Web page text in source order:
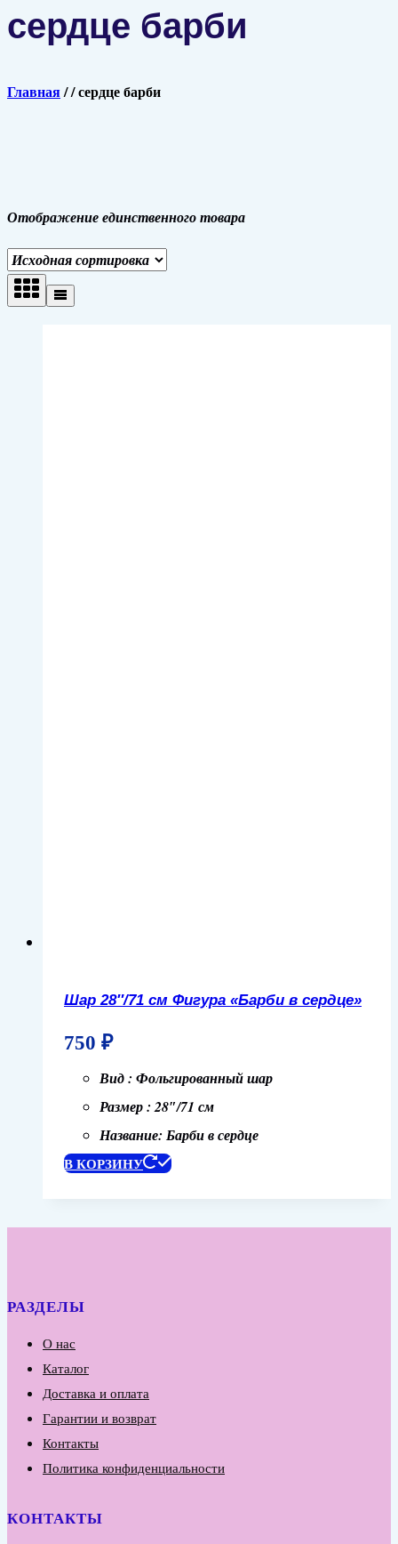
сердце барби
Главная//сердце барби
Отображение единственного товара
Шар 28″/71 см Фигура «Барби в сердце»
750 ₽
Вид : Фольгированный шар
Размер : 28″/71 см
Название: Барби в сердце
В КОРЗИНУ
РАЗДЕЛЫ
О нас
Каталог
Доставка и оплата
Гарантии и возврат
Контакты
Политика конфиденциальности
КОНТАКТЫ